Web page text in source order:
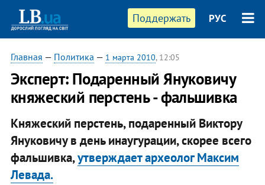
Поддержать РУС
Главная — Политика — 1 марта 2010, 12:05
Эксперт: Подаренный Януковичу
княжеский перстень - фальшивка
Княжеский перстень, подаренный Виктору
Януковичу в день инаугурации, скорее всего
фальшивка,утверждает археолог Максим
Левада.